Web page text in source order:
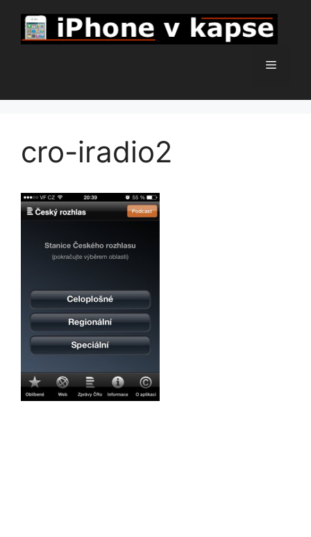
obsah
Menu
cro-iradio2